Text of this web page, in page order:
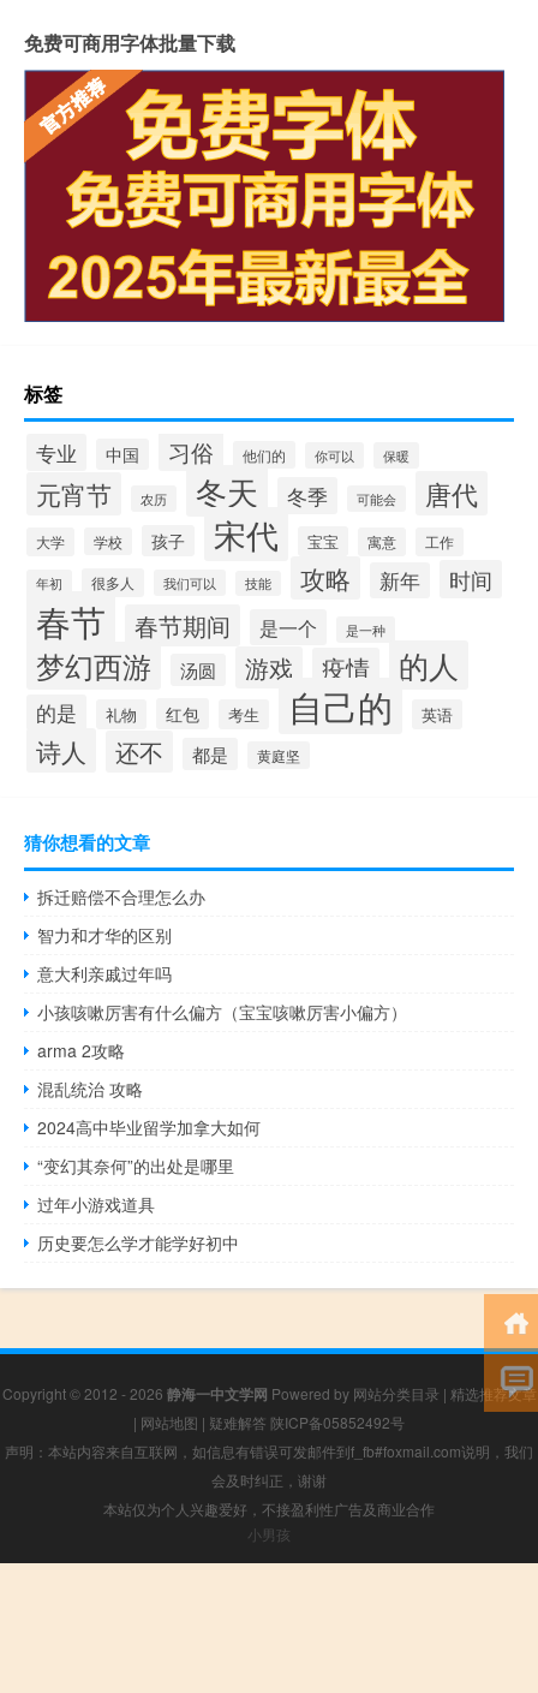
免费可商用字体批量下载
标签
专业 中国 习俗 他们的 你可以 保暖
元宵节 农历 冬天 冬季 可能会 唐代
大学 学校 孩子 宋代 宝宝 寓意 工作
年初 很多人 我们可以 技能 攻略 新年 时间
春节 春节期间 是一个 是一种
梦幻西游 汤圆 游戏 疫情 的人
的是 礼物 红包 考生 自己的 英语
诗人 还不 都是 黄庭坚
猜你想看的文章
拆迁赔偿不合理怎么办
智力和才华的区别
意大利亲戚过年吗
小孩咳嗽厉害有什么偏方（宝宝咳嗽厉害小偏方）
arma 2攻略
混乱统治 攻略
2024高中毕业留学加拿大如何
“变幻其奈何”的出处是哪里
过年小游戏道具
历史要怎么学才能学好初中
Copyright © 2012 - 2026 静海一中文学网 Powered by 网站分类目录 | 精选推荐文章
| 网站地图 | 疑难解答 陕ICP备05852492号
声明：本站内容来自互联网，如信息有错误可发邮件到f_fb#foxmail.com说明，我们
会及时纠正，谢谢
本站仅为个人兴趣爱好，不接盈利性广告及商业合作
小男孩